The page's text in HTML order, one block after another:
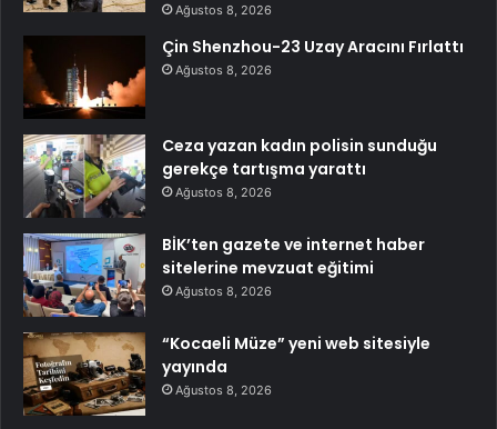
Ağustos 8, 2026
Çin Shenzhou-23 Uzay Aracını Fırlattı
Ağustos 8, 2026
Ceza yazan kadın polisin sunduğu
gerekçe tartışma yarattı
Ağustos 8, 2026
BİK’ten gazete ve internet haber
sitelerine mevzuat eğitimi
Ağustos 8, 2026
“Kocaeli Müze” yeni web sitesiyle
yayında
Ağustos 8, 2026